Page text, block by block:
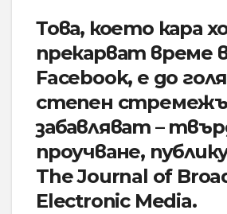
Това, което кара
прекарват време
Facebook, е до
степен
забавляват –
проучване,
The Journal of
Electronic Media.